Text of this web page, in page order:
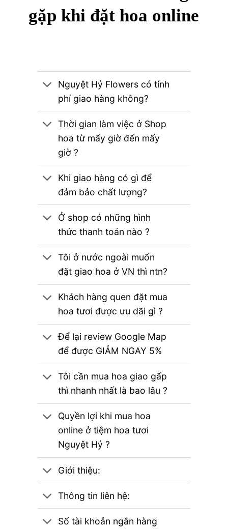
gặp khi đặt hoa online
Nguyệt Hỷ Flowers có tính
phí giao hàng không?
Thời gian làm việc ở Shop
hoa từ mấy giờ đến mấy
giờ ?
Khi giao hàng có gì để
đảm bảo chất lượng?
Ở shop có những hình
thức thanh toán nào ?
Tôi ở nước ngoài muốn
đặt giao hoa ở VN thì ntn?
Khách hàng quen đặt mua
hoa tươi được ưu dãi gì ?
Để lại review Google Map
để được GIẢM NGAY 5%
Tôi cần mua hoa giao gấp
thì nhanh nhất là bao lâu ?
Quyền lợi khi mua hoa
online ở tiệm hoa tươi
Nguyệt Hỷ ?
Giới thiệu:
Thông tin liên hệ:
Số tài khoản ngân hàng